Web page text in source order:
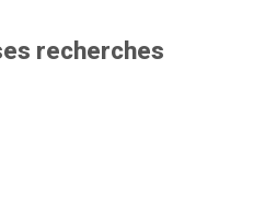
recherches